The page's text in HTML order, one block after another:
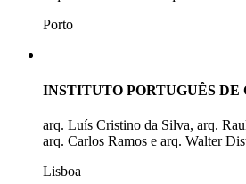
Porto
INSTITUTO PORTUGUÊS DE
arq. Luís Cristino da Silva, arq.
arq. Carlos Ramos e arq. Walter
Lisboa